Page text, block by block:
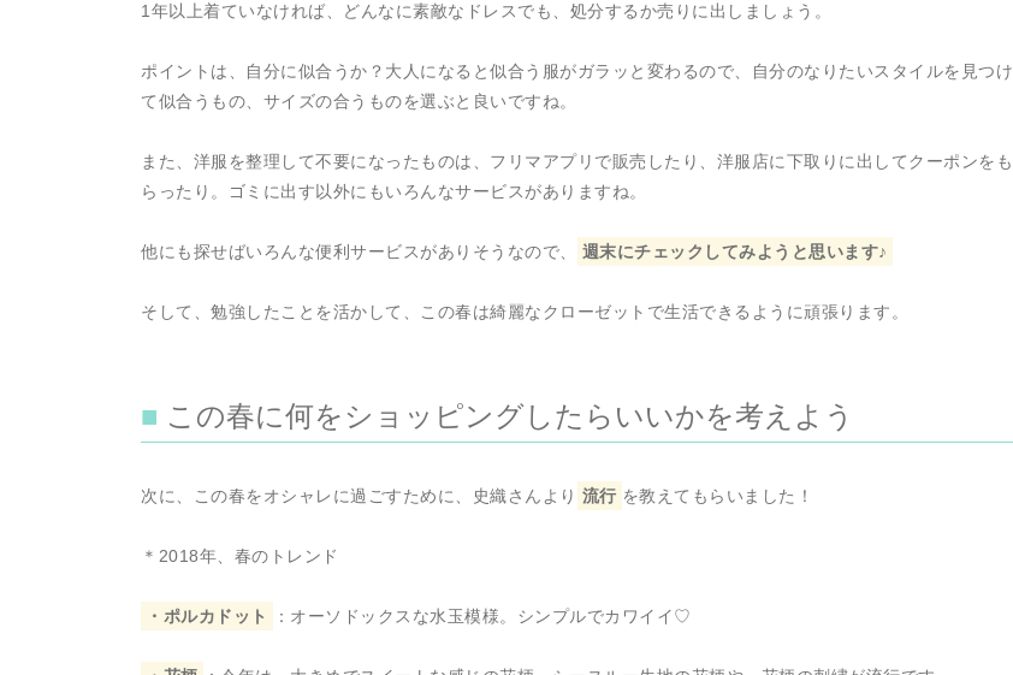
1年以上着ていなければ、どんなに素敵なドレスでも、処分するか売りに出しましょう。
ポイントは、自分に似合うか？大人になると似合う服がガラッと変わるので、自分のなりたいスタイルを見つけ
て似合うもの、サイズの合うものを選ぶと良いですね。
また、洋服を整理して不要になったものは、フリマアプリで販売したり、洋服店に下取りに出してクーポンをも
らったり。ゴミに出す以外にもいろんなサービスがありますね。
他にも探せばいろんな便利サービスがありそうなので、 週末にチェックしてみようと思います♪
そして、勉強したことを活かして、この春は綺麗なクローゼットで生活できるように頑張ります。
この春に何をショッピングしたらいいかを考えよう
次に、この春をオシャレに過ごすために、史織さんより 流行 を教えてもらいました！
＊2018年、春のトレンド
・ポルカドット ：オーソドックスな水玉模様。シンプルでカワイイ♡